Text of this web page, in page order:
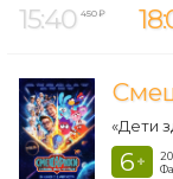
15:40 450 ₽
«Дети
6 +